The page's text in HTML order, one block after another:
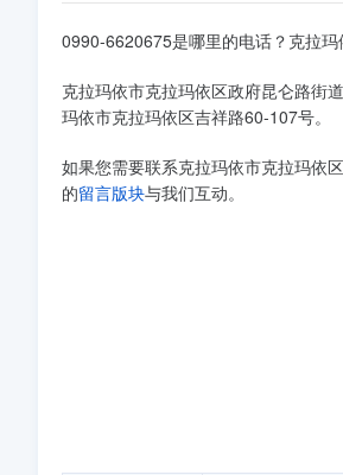
0990-6620675是哪里的电话？克拉
克拉玛依市克拉玛依区政府昆仑路街
玛依市克拉玛依区吉祥路60-107号。
如果您需要联系克拉玛依市克拉玛依
的留言版块与我们互动。